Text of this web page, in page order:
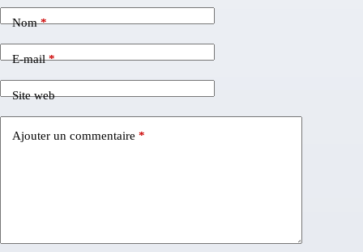
Nom*
E-mail*
Site web
Ajouter un commentaire *